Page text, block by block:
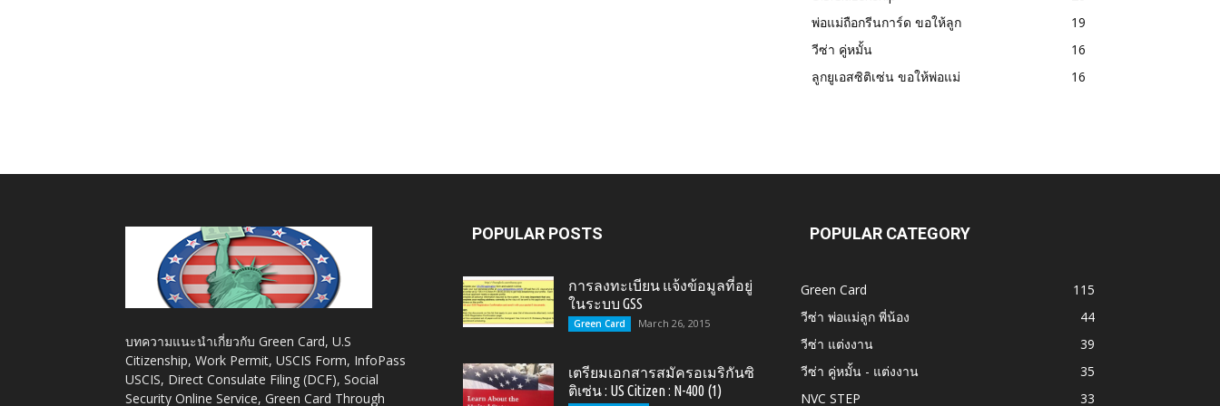
Citizen,
พ่อแม่ถือกรีนการ์ด ขอให้ลูก
19
วีซ่า คู่หมั้น
16
ลูกยูเอสซิติเซ่น ขอให้พ่อแม่
16
บทความแนะนำเกี่ยวกับ Green Card, U.S
Citizenship, Work Permit, USCIS Form, InfoPass
USCIS, Direct Consulate Filing (DCF), Social
Security Online Service, Green Card Through
POPULAR POSTS
การลงทะเบียน แจ้งข้อมูลที่อยู่
ในระบบ GSS
Green Card March 26, 2015
เตรียมเอกสารสมัครอเมริกันซิ
ติเซ่น : US Citizen : N-400 (1)
POPULAR CATEGORY
Green Card
115
วีซ่า พ่อแม่ลูก พี่น้อง
44
วีซ่า แต่งงาน
39
วีซ่า คู่หมั้น - แต่งงาน
35
NVC STEP
33